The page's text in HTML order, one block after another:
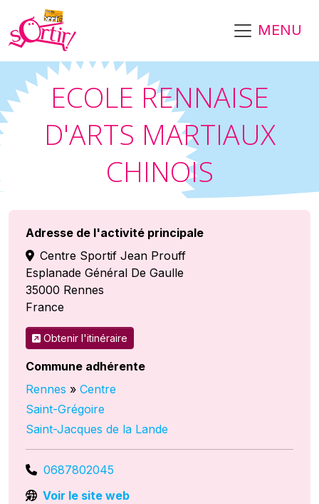
MENU
ECOLE RENNAISE
D'ARTS MARTIAUX
CHINOIS
Adresse de l'activité principale
Centre Sportif Jean Prouff
Esplanade Général De Gaulle
35000 Rennes
France
Obtenir l'itinéraire
Commune adhérente
Rennes » Centre
Saint-Grégoire
Saint-Jacques de la Lande
0687802045
Voir le site web